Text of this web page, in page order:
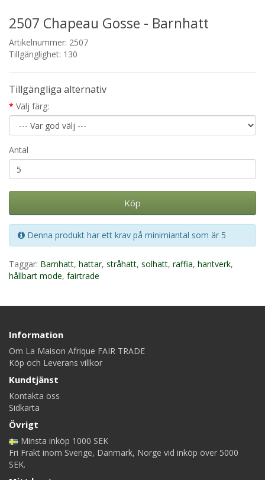
2507 Chapeau Gosse - Barnhatt
Artikelnummer: 2507
Tillgänglighet: 130
Tillgängliga alternativ
Välj färg:
Antal
Köp
Denna produkt har ett krav på minimiantal som är 5
Taggar: Barnhatt, hattar, stråhatt, solhatt, raffia, hantverk,
hållbart mode, fairtrade
Information
Om La Maison Afrique FAIR TRADE
Köp och Leverans villkor
Kundtjänst
Kontakta oss
Sidkarta
Övrigt
Minsta inköp 1000 SEK
Fri Frakt inom Sverige, Danmark, Norge vid inköp över 5000
SEK.